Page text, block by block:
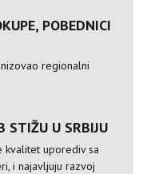
POBEDNICI
regionalni
STIŽU U SRBIJU
kvalitet uporediv sa
i najavljuju razvoj